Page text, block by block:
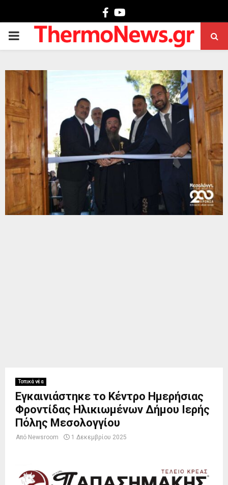
Facebook
PRIMARY
Τοπικά νέα
Εγκαινιάστηκε το Κέντρο Ημερήσιας
Φροντίδας Ηλικιωμένων Δήμου Ιερής
Πόλης Μεσολογγίου
Από Newsroom 1 Δεκεμβρίου 2025